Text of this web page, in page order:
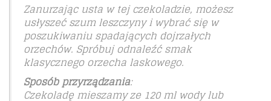
Zanurzając usta w tej czekoladzie, możesz
usłyszeć szum leszczyny i wybrać się w
poszukiwaniu spadających dojrzałych
orzechów. Spróbuj odnaleźć smak
klasycznego orzecha laskowego.
Sposób przyrządzania:
Czekoladę mieszamy ze 120 ml wody lub